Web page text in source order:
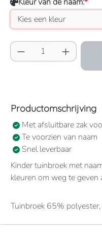
Productomschrijving
Met afsluitbare zak
Te voorzien van naam
Snel leverbaar
Kinder tuinbroek met
kleuren om weg te geven
Tuinbroek 65%